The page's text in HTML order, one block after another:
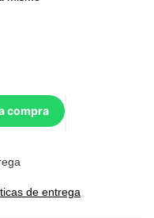
compra
de entrega